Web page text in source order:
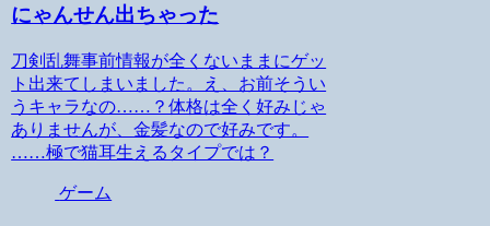
にゃんせん出ちゃった
刀剣乱舞事前情報が全くないままにゲッ
ト出来てしまいました。え、お前そうい
うキャラなの……？体格は全く好みじゃ
ありませんが、金髪なので好みです。
……極で猫耳生えるタイプでは？
ゲーム